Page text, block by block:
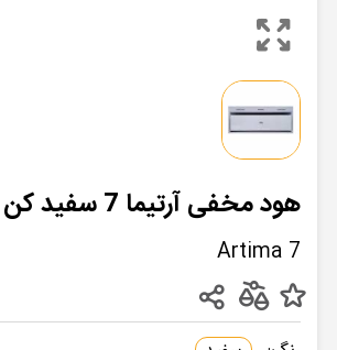
هود مخفی آرتیما 7 سفید کن
Artima 7